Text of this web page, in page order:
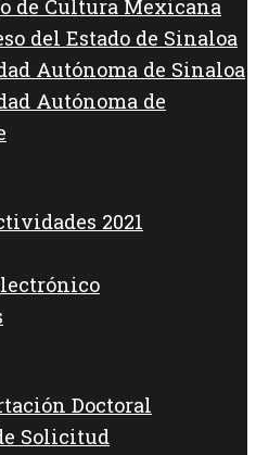
de Cultura Mexicana
del Estado de Sinaloa
Autónoma de Sinaloa
Autónoma de
2021
Doctoral
Solicitud